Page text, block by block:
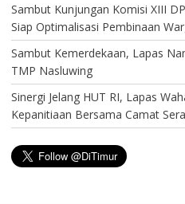
Sambut Kunjungan Komisi XIII
Siap Optimalisasi Pembinaan
Sambut Kemerdekaan, Lapas
TMP Nasluwing
Sinergi Jelang HUT RI, Lapas
Kepanitiaan Bersama Camat